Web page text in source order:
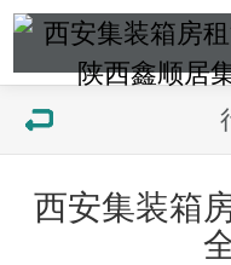
西安集装箱